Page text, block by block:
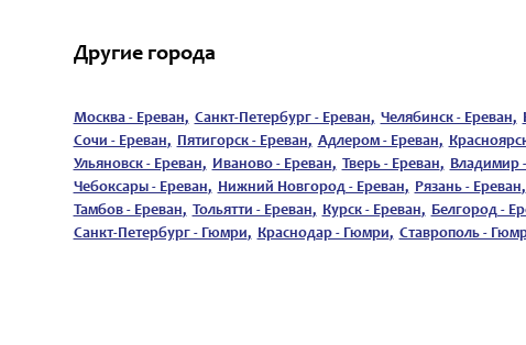
Другие города
Москва - Ереван, Санкт-Петербург - Ереван, Челябинск - Ереван,
Сочи - Ереван, Пятигорск - Ереван, Адлером - Ереван,
Ульяновск - Ереван, Иваново - Ереван, Тверь - Ереван, Владимир
Чебоксары - Ереван, Нижний Новгород - Ереван, Рязань - Ереван,
Тамбов - Ереван, Тольятти - Ереван, Курск - Ереван, Белгород -
Санкт-Петербург - Гюмри, Краснодар - Гюмри, Ставрополь -